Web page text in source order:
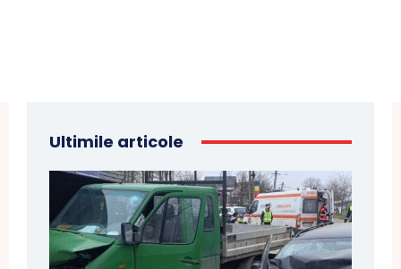
Ultimile articole